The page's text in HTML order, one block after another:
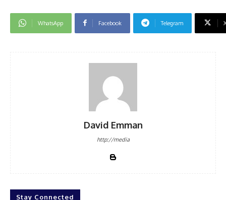
WhatsApp Facebook Telegram
David Emman
http://media
Stay Connected